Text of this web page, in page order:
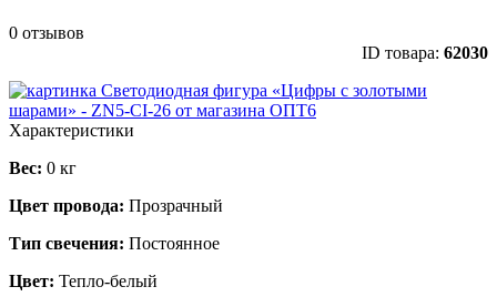
0 отзывов
ID товара: 62030
Характеристики
Вес: 0 кг
Цвет провода: Прозрачный
Тип свечения: Постоянное
Цвет: Тепло-белый